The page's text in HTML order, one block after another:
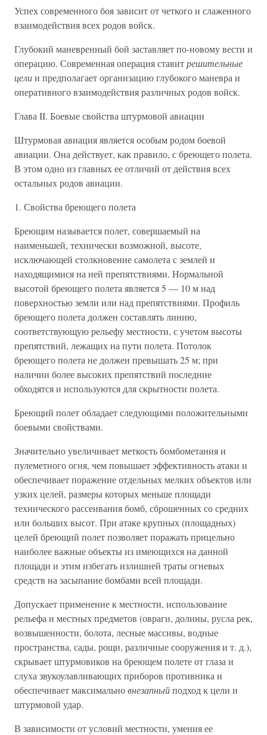
Успех современного боя зависит от четкого и слаженного
взаимодействия всех родов войск.
Глубокий маневренный бой заставляет по-новому вести и
операцию. Современная операция ставитрешительные
целии предполагает организацию глубокого маневра и
оперативного взаимодействия различных родов войск.
Глава II. Боевые свойства штурмовой авиации
Штурмовая авиация является особым родом боевой
авиации. Она действует, как правило, с бреющего полета.
В этом одно из главных ее отличий от действия всех
остальных родов авиации.
1. Свойства бреющего полета
Бреющим называется полет, совершаемый на
наименьшей, технически возможной, высоте,
исключающей столкновение самолета с землей и
находящимися на ней препятствиями. Нормальной
высотой бреющего полета является 5 — 10 м над
поверхностью земли или над препятствиями. Профиль
бреющего полета должен составлять линию,
соответствующую рельефу местности, с учетом высоты
препятствий, лежащих на пути полета. Потолок
бреющего полета не должен превышать 25 м; при
наличии более высоких препятствий последние
обходятся и используются для скрытности полета.
Бреющий полет обладает следующими положительными
боевыми свойствами.
Значительно увеличивает меткость бомбометания и
пулеметного огня, чем повышает эффективность атаки и
обеспечивает поражение отдельных мелких объектов или
узких целей, размеры которых меньше площади
технического рассеивания бомб, сброшенных со средних
или больших высот. При атаке крупных (площадных)
целей бреющий полет позволяет поражать прицельно
наиболее важные объекты из имеющихся на данной
площади и этим избегать излишней траты огневых
средств на засыпание бомбами всей площади.
Допускает применение к местности, использование
рельефа и местных предметов (овраги, долины, русла рек,
возвышенности, болота, лесные массивы, водные
пространства, сады, рощи, различные сооружения и т. д.),
скрывает штурмовиков на бреющем полете от глаза и
слуха звукоулавливающих приборов противника и
обеспечивает максимальновнезапныйподход к цели и
штурмовой удар.
В зависимости от условий местности, умения ее